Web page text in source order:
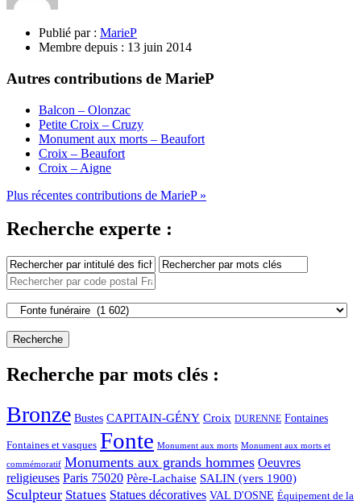
Publié par : MarieP
Membre depuis : 13 juin 2014
Autres contributions de MarieP
Balcon – Olonzac
Petite Croix – Cruzy
Monument aux morts – Beaufort
Croix – Beaufort
Croix – Aigne
Plus récentes contributions de MarieP »
Recherche experte :
Recherche par mots clés :
Bronze Bustes CAPITAIN-GÉNY Croix DURENNE Fontaines
Fontaines et vasques Fonte Monument aux morts Monument aux morts et
commémoratif Monuments aux grands hommes Oeuvres
religieuses Paris 75020 Père-Lachaise SALIN (vers 1900)
Sculpteur Statues Statues décoratives VAL D'OSNE Équipement de la